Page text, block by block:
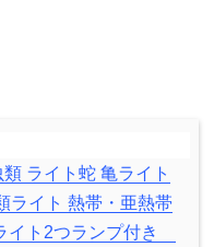
ライト蛇 亀ライト
ライト 熱帯・亜熱帯
イト2つランプ付き